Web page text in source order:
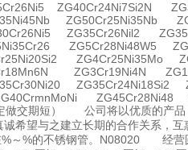
ZG40Cr24Ni7Si2N
ZG50Cr25Ni35Nb
ZG35Cr26Nil2
ZG5Cr28Ni48W5
ZG4Cr25Ni35Mo
ZG3Cr19Ni4N
ZG35Cr24Ni18Si2
ZG45Cr28Ni48
做交期短） 公司将以优质的产品
诚希望与之建立长期的合作关系，
%～%的不锈钢管。N08020 经营